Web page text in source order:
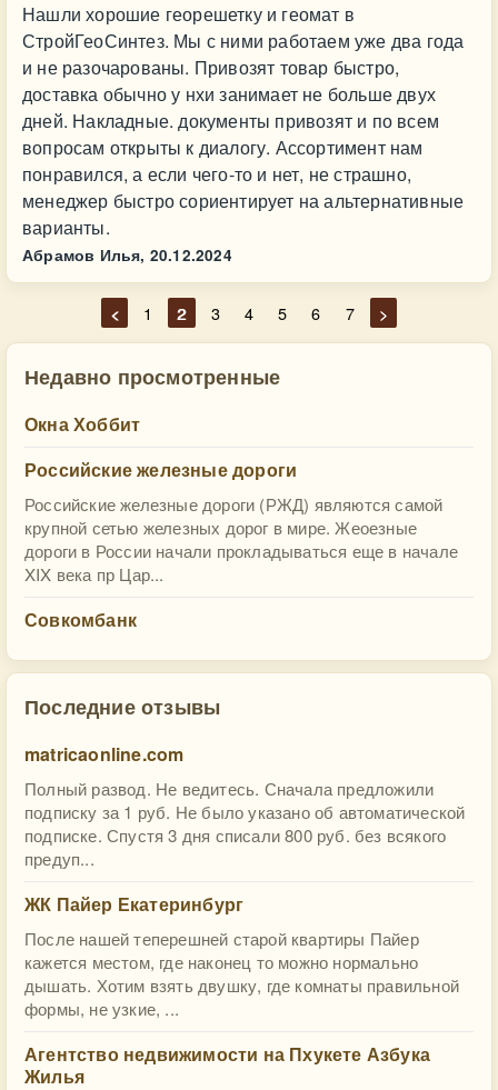
Нашли хорошие георешетку и геомат в
СтройГеоСинтез. Мы с ними работаем уже два года
и не разочарованы. Привозят товар быстро,
доставка обычно у нхи занимает не больше двух
дней. Накладные. документы привозят и по всем
вопросам открыты к диалогу. Ассортимент нам
понравился, а если чего-то и нет, не страшно,
менеджер быстро сориентирует на альтернативные
варианты.
Абрамов Илья, 20.12.2024
< 1 2 3 4 5 6 7 >
Недавно просмотренные
Окна Хоббит
Российские железные дороги
Российские железные дороги (РЖД) являются самой
крупной сетью железных дорог в мире. Жеоезные
дороги в России начали прокладываться еще в начале
XIX века пр Цар...
Совкомбанк
Последние отзывы
matricaonline.com
Полный развод. Не ведитесь. Сначала предложили
подписку за 1 руб. Не было указано об автоматической
подписке. Спустя 3 дня списали 800 руб. без всякого
предуп...
ЖК Пайер Екатеринбург
После нашей теперешней старой квартиры Пайер
кажется местом, где наконец то можно нормально
дышать. Хотим взять двушку, где комнаты правильной
формы, не узкие, ...
Агентство недвижимости на Пхукете Азбука
Жилья